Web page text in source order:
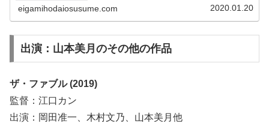
画本編を見る前の予備知識として役立ててください。
eigamihodaiosusume.com 2020.01.20
出演：山本美月のその他の作品
ザ・ファブル (2019)
監督：江口カン
出演：岡田准一、木村文乃、山本美月他